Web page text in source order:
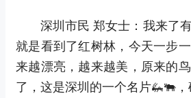
深圳市民 郑女士：我来了有
就是看到了红树林，今天一步
来越漂亮，越来越美，原来的
了，这是深圳的一个名片🦗🐃，